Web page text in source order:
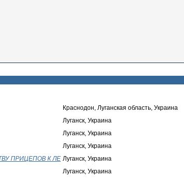
Краснодон, Луганская область, Украина
Луганск, Украина
Луганск, Украина
Луганск, Украина
ПРИЦЕПОВ К ЛЕ Луганск, Украина
Луганск, Украина